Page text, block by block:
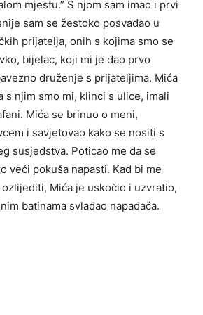
mjestu.” S njom sam imao i prvi
sam se žestoko posvađao u
prijatelja, onih s kojima smo se
bijelac, koji mi je dao prvo
druženje s prijateljima. Mića
s njim smo mi, klinci s ulice, imali
Mića se brinuo o meni,
i savjetovao kako se nositi s
susjedstva. Poticao me da se
veći pokuša napasti. Kad bi me
Mića je uskočio i uzvratio,
batinama svladao napadača.